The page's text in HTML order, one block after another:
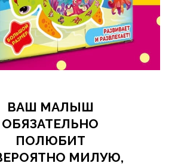
ВАШ МАЛЫШ
ОБЯЗАТЕЛЬНО
ПОЛЮБИТ
МИЛУЮ,